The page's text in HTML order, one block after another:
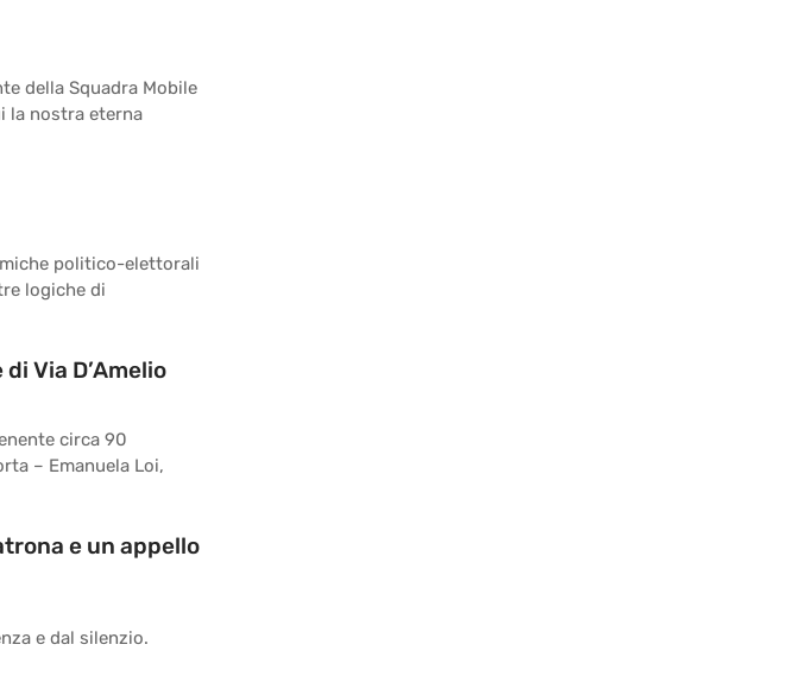
della Squadra Mobile
la nostra eterna
politico-elettorali
logiche di
Via D’Amelio
circa 90
– Emanuela Loi,
e un appello
e dal silenzio.